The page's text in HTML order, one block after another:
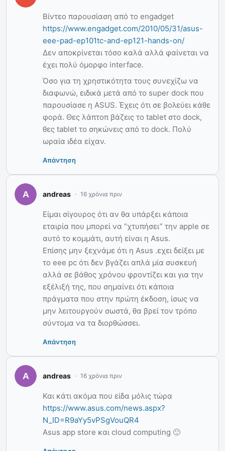
Βίντεο παρουσίαση από το engadget
https://www.engadget.com/2010/05/31/asus-
eee-pad-ep101tc-and-ep121-hands-on/
Δεν αποκρίνεται τόσο καλά αλλά φαίνεται να
έχει πολύ όμορφο interface.
Όσο για τη χρηστικότητα τους συνεχίζω να
διαφωνώ, ειδικά μετά από το super dock που
παρουσίασε η ASUS. Έχεις ότι σε βολεύει κάθε
φορά. Θες λάπτοπ βάζεις το tablet στο dock,
θες tablet το σηκώνεις από το dock. Πολύ
ωραία ιδέα είχαν.
Απάντηση
andreas 16 χρόνια πριν
Είμαι σίγουρος ότι αν θα υπάρξει κάποια
εταιρία που μπορεί να “χτυπήσει” την apple σε
αυτό το κομμάτι, αυτή είναι η Asus.
Επίσης μην ξεχνάμε ότι η Asus .εχει δείξει με
το eee pc ότι δεν βγάζει απλά μία συσκευή
αλλά σε βάθος χρόνου φροντίζει και για την
εξέλιξή της, που σημαίνει ότι κάποια
πράγματα που στην πρώτη έκδοση, ίσως να
μην λειτουργούν σωστά, θα βρεί τον τρόπο
σύντομα να τα διορθώσσει.
Απάντηση
andreas 16 χρόνια πριν
Και κάτι ακόμα που είδα μόλις τώρα
https://www.asus.com/news.aspx?
N_ID=R9aYy5vPSgVouQR4
Asus app store και cloud computing 🙂